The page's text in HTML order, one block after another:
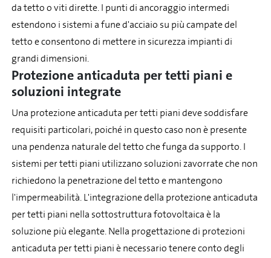
da tetto o viti dirette. I punti di ancoraggio intermedi
estendono i sistemi a fune d'acciaio su più campate del
tetto e consentono di mettere in sicurezza impianti di
grandi dimensioni.
Protezione anticaduta per tetti piani e
soluzioni integrate
Una protezione anticaduta per tetti piani deve soddisfare
requisiti particolari, poiché in questo caso non è presente
una pendenza naturale del tetto che funga da supporto. I
sistemi per tetti piani utilizzano soluzioni zavorrate che non
richiedono la penetrazione del tetto e mantengono
l'impermeabilità. L'integrazione della protezione anticaduta
per tetti piani nella sottostruttura fotovoltaica è la
soluzione più elegante. Nella progettazione di protezioni
anticaduta per tetti piani è necessario tenere conto degli